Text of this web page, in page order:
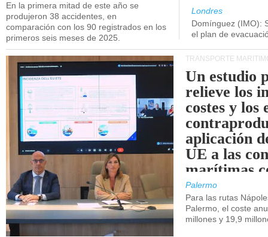
En la primera mitad de este año se
produjeron 38 accidentes, en
comparación con los 90 registrados en los
primeros seis meses de 2025.
Londres
Domínguez (IMO):
el plan de
TRANSPORTE
Un estudio
relieve los
costes y los
aplicación
UE a las
marítimas
de Sicilia.
Palermo
Para las rutas
Palermo, el coste
millones y 19,9